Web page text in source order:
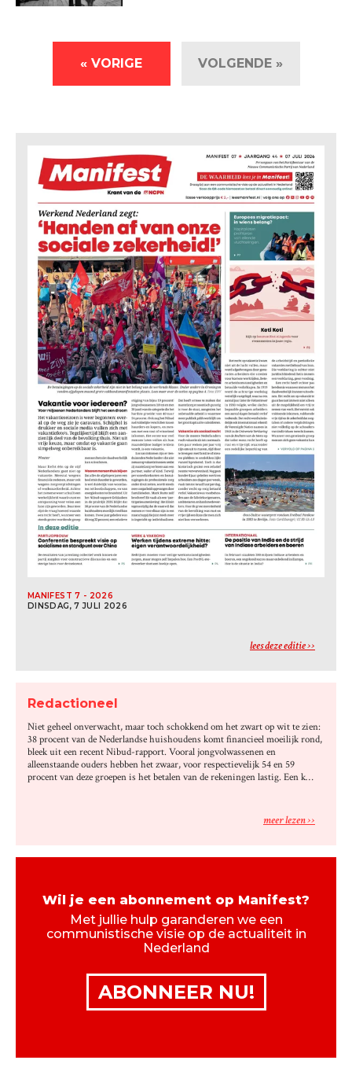
« VORIGE VOLGENDE »
MANIFEST 7 - 2026
DINSDAG, 7 JULI 2026
lees deze editie
Redactioneel
Niet geheel onverwacht, maar toch schokkend om het zwart op wit te zien:
38 procent van de Nederlandse huishoudens komt financieel moeilijk rond,
bleek uit een recent Nibud-rapport. Vooral jongvolwassenen en
alleenstaande ouders hebben het zwaar, voor respectievelijk 54 en 59
procent van deze groepen is het betalen van de rekeningen lastig. Een k…
meer lezen
Wil je een abonnement op Manifest?
Met jullie hulp garanderen we een
communistische visie op de actualiteit in
Nederland
ABONNEER NU!